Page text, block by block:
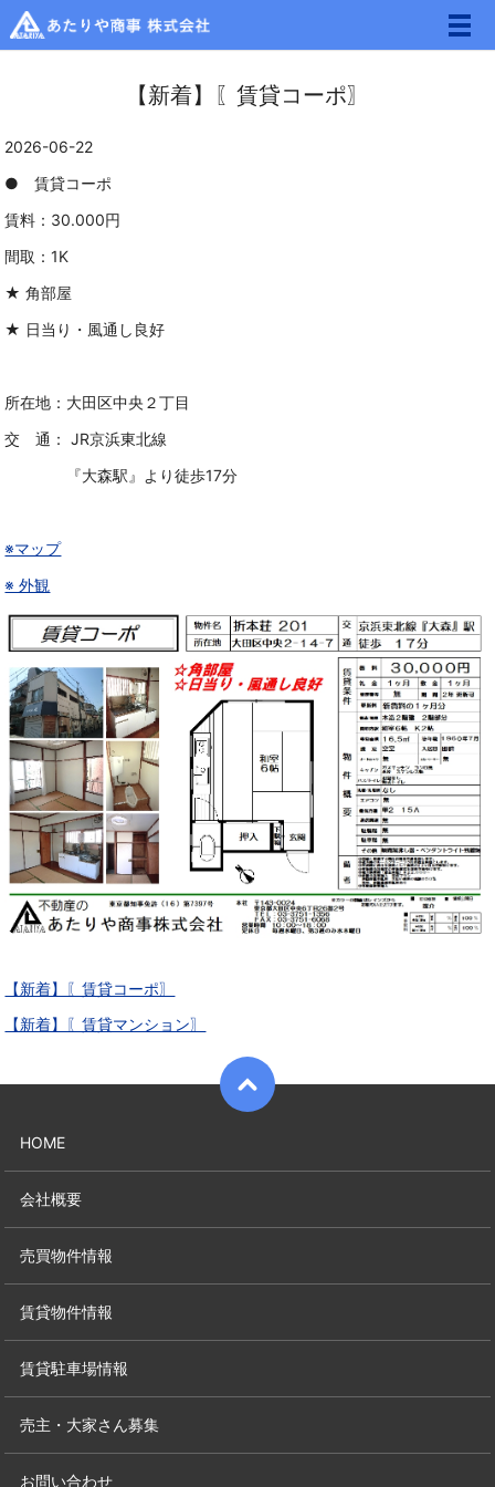
メ
【新着】〖賃貸コーポ〗
2026-06-22
● 賃貸コーポ
賃料：30.000円
間取：1K
★ 角部屋
★ 日当り・風通し良好
所在地：大田区中央２丁目
交 通： JR京浜東北線
『大森駅』より徒歩17分
※マップ
※ 外観
【新着】〖賃貸コーポ〗
【新着】〖賃貸マンション〗
HOME
会社概要
売買物件情報
賃貸物件情報
賃貸駐車場情報
売主・大家さん募集
お問い合わせ